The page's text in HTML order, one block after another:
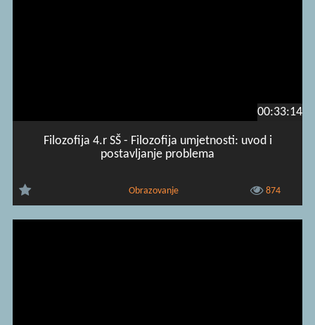
00:33:14
Filozofija 4.r SŠ - Filozofija umjetnosti: uvod i
postavljanje problema
Obrazovanje 874